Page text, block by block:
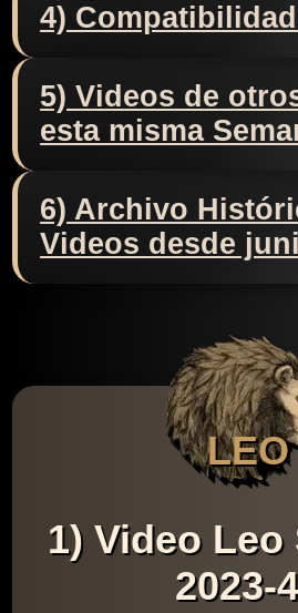
4)
5) Videos de
esta misma
6) Archivo
Videos desde
LEO
1) Video Leo
2023-